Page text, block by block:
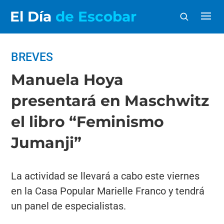
El Día de Escobar
BREVES
Manuela Hoya
presentará en Maschwitz
el libro “Feminismo
Jumanji”
La actividad se llevará a cabo este viernes
en la Casa Popular Marielle Franco y tendrá
un panel de especialistas.